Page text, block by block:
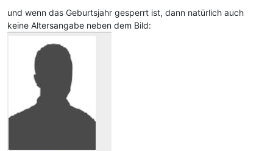
und wenn das Geburtsjahr gesperrt ist, dann natürlich auch
keine Altersangabe neben dem Bild: